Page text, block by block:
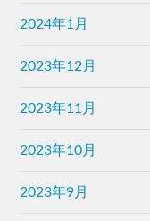
2024年1月
2023年12月
2023年11月
2023年10月
2023年9月